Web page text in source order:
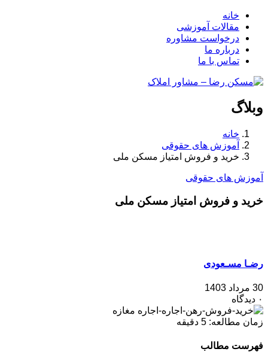
خانه
مقالات آموزشی
درخواست مشاوره
درباره ما
تماس با ما
وبلاگ
خانه
آموزش های حقوقی
خرید و فروش امتیاز مسکن ملی
آموزش های حقوقی
خرید و فروش امتیاز مسکن ملی
رضـا مسـعودی
30 مرداد 1403
۰ دیدگاه
زمان مطالعه: 5 دقیقه
فهرست مطالب